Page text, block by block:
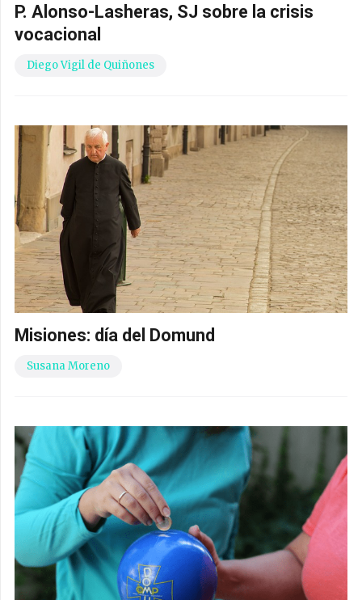
P. Alonso-Lasheras, SJ sobre la crisis
vocacional
Diego Vigil de Quiñones
Misiones: día del Domund
Susana Moreno